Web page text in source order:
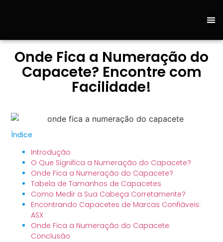
Onde Fica a Numeração do
Capacete? Encontre com
Facilidade!
Índice
Introdução
O Que Significa a Numeração do Capacete?
Onde Fica a Numeração do Capacete?
Tabela de Tamanhos de Capacetes
Como Medir a Sua Cabeça Corretamente?
Encontrando Capacetes de Marcas Confiáveis:
ASX
Onde Fica a Numeração do Capacete:
Conclusão